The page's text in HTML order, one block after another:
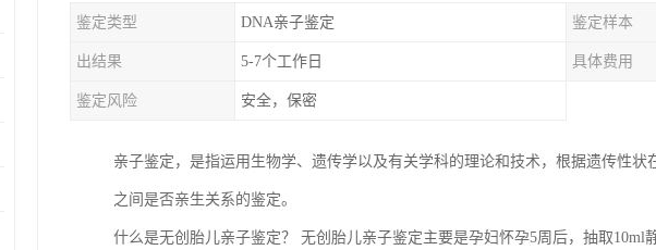
鉴定类型 DNA亲子鉴定 鉴定样本
出结果 5-7个工作日 具体费用
鉴定风险 安全，保密
亲子鉴定，是指运用生物学、遗传学以及有关学科的理论和技术，根据遗传性
之间是否亲生关系的鉴定。
什么是无创胎儿亲子鉴定？ 无创胎儿亲子鉴定主要是孕妇怀孕5周后，抽取10ml